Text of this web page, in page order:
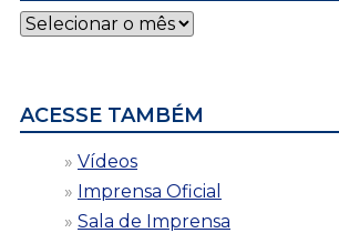
Notícias
por
ACESSE TAMBÉM
Vídeos
Imprensa Oficial
Sala de Imprensa